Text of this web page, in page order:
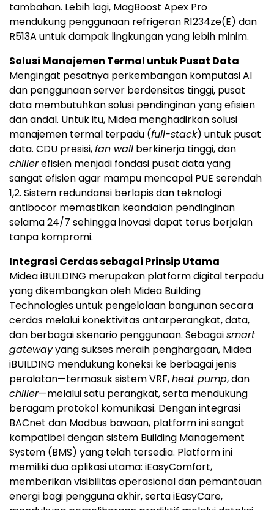
tambahan. Lebih lagi, MagBoost Apex Pro
mendukung penggunaan refrigeran R1234ze(E) dan
R513A untuk dampak lingkungan yang lebih minim.
Solusi Manajemen Termal untuk Pusat Data
Mengingat pesatnya perkembangan komputasi AI
dan penggunaan server berdensitas tinggi, pusat
data membutuhkan solusi pendinginan yang efisien
dan andal. Untuk itu, Midea menghadirkan solusi
manajemen termal terpadu (full-stack) untuk pusat
data. CDU presisi,fan wall berkinerja tinggi, dan
chillerefisien menjadi fondasi pusat data yang
sangat efisien agar mampu mencapai PUE serendah
1,2. Sistem redundansi berlapis dan teknologi
antibocor memastikan keandalan pendinginan
selama 24/7 sehingga inovasi dapat terus berjalan
tanpa kompromi.
Integrasi Cerdas sebagai Prinsip Utama
Midea iBUILDING merupakan platform digital terpadu
yang dikembangkan oleh Midea Building
Technologies untuk pengelolaan bangunan secara
cerdas melalui konektivitas antarperangkat, data,
dan berbagai skenario penggunaan. Sebagaismart
gatewayyang sukses meraih penghargaan, Midea
iBUILDING mendukung koneksi ke berbagai jenis
peralatan—termasuk sistem VRF,heat pump, dan
chiller—melalui satu perangkat, serta mendukung
beragam protokol komunikasi. Dengan integrasi
BACnet dan Modbus bawaan, platform ini sangat
kompatibel dengan sistem Building Management
System (BMS) yang telah tersedia. Platform ini
memiliki dua aplikasi utama: iEasyComfort,
memberikan visibilitas operasional dan pemantauan
energi bagi pengguna akhir, serta iEasyCare,